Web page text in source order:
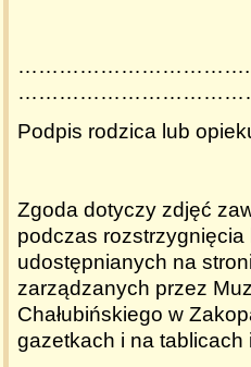
Podpis rodzica lub
Zgoda dotyczy zdjęć
podczas rozstrzygnięcia
udostępnianych na
zarządzanych przez
Chałubińskiego w
gazetkach i na tablicach